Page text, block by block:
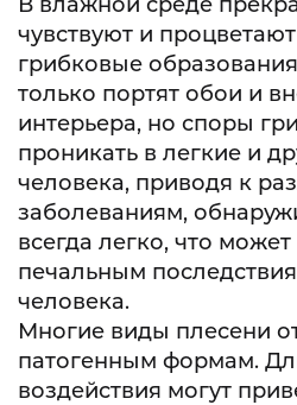
чувствуют и
грибковые
только портят обои и
интерьера, но споры
проникать в легкие и
человека, приводя к
заболеваниям,
всегда легко, что
печальным
человека.
Многие виды плесени
патогенным формам.
воздействия могут